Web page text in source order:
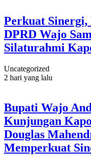
Perkuat Sinergi,
DPRD Wajo
Silaturahmi
Uncategorized
2 hari yang lalu
Bupati Wajo
Kunjungan
Douglas
Memperkuat